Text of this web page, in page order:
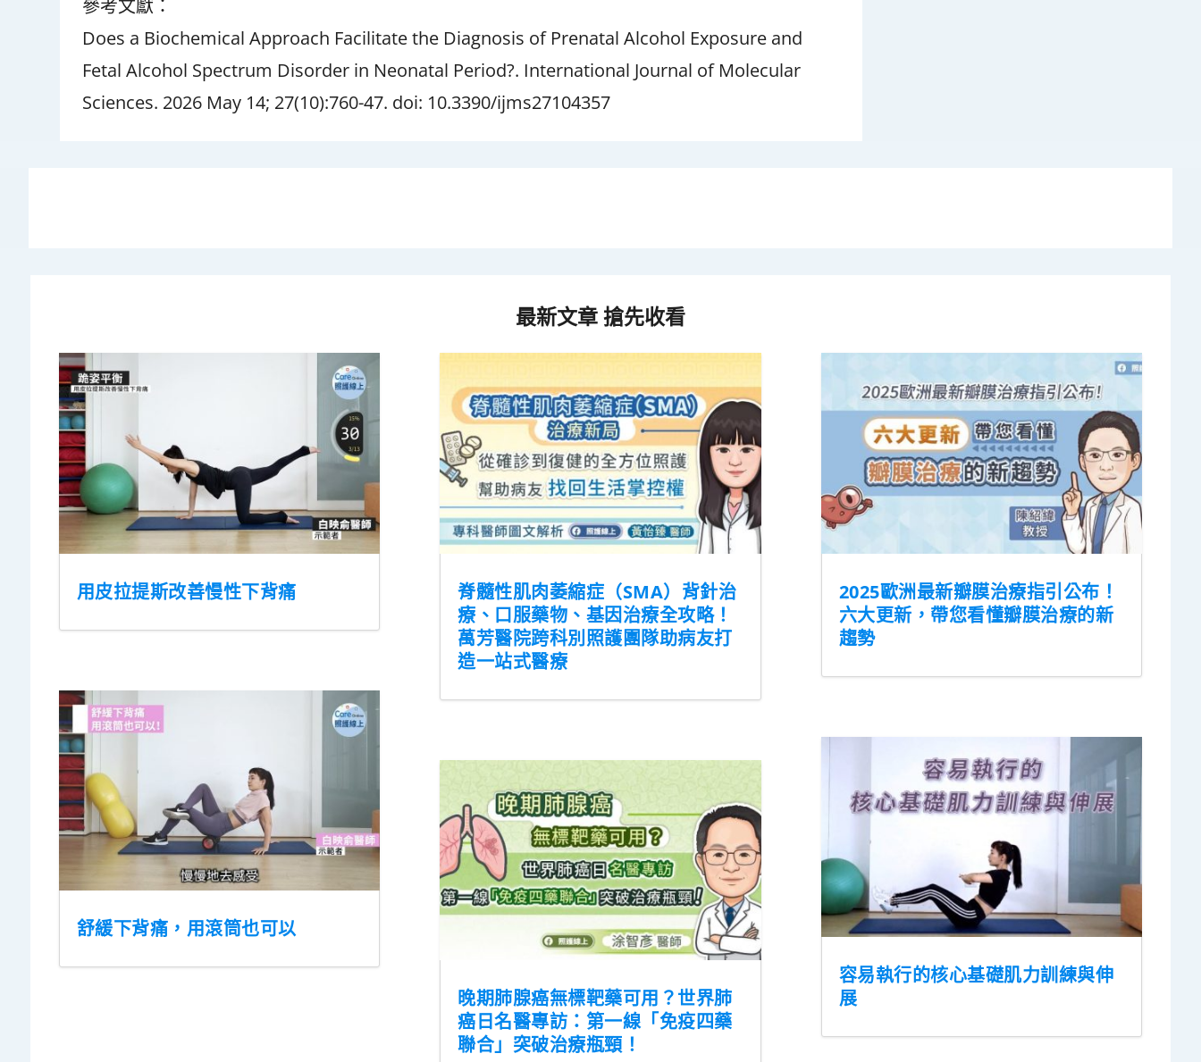
參考文獻：
Does a Biochemical Approach Facilitate the Diagnosis of Prenatal Alcohol Exposure and
Fetal Alcohol Spectrum Disorder in Neonatal Period?. International Journal of Molecular
Sciences. 2026 May 14; 27(10):760-47. doi: 10.3390/ijms27104357
最新文章 搶先收看
用皮拉提斯改善慢性下背痛
舒緩下背痛，用滾筒也可以
脊髓性肌肉萎縮症（SMA）背針治
療、口服藥物、基因治療全攻略！
萬芳醫院跨科別照護團隊助病友打
造一站式醫療
晚期肺腺癌無標靶藥可用？世界肺
癌日名醫專訪：第一線「免疫四藥
聯合」突破治療瓶頸！
2025歐洲最新瓣膜治療指引公布！
六大更新，帶您看懂瓣膜治療的新
趨勢
容易執行的核心基礎肌力訓練與伸
展